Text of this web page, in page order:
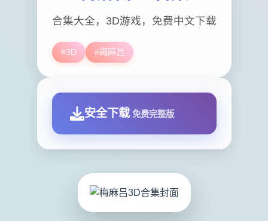
合集大全，3D游戏，免费中文下载
#3D #梅麻吕
安全下载 免费完整版